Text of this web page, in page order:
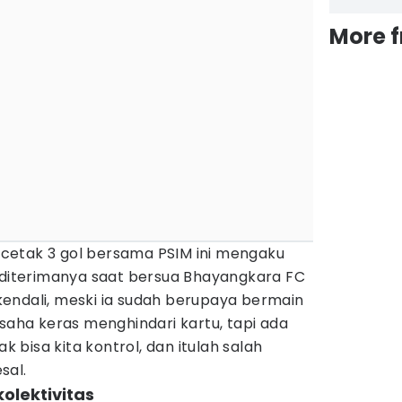
3 gol bersama PSIM ini mengaku
saat bersua Bhayangkara FC
meski ia sudah berupaya bermain
keras menghindari kartu, tapi ada
bisa kita kontrol, dan itulah salah
More